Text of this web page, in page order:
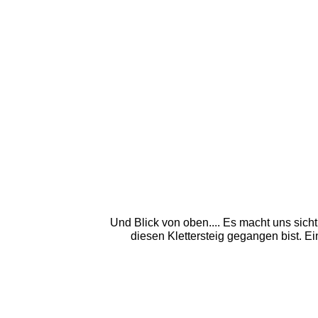
Und Blick von oben.... Es macht uns
diesen Klettersteig gegangen bist.